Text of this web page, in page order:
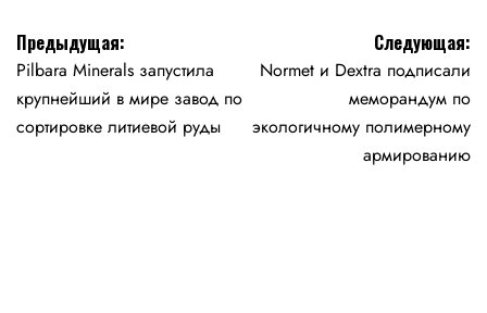
Навигация
по
записям
Предыдущая:
Pilbara Minerals запустила
крупнейший в мире завод по
сортировке литиевой руды
Следующая:
Normet и Dextra подписали
меморандум по
экологичному полимерному
армированию